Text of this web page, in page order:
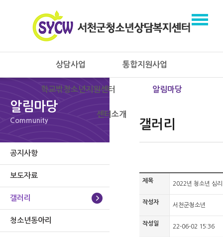
상담사업 통합지원사업
학교밖청소년지원센터 알림마당
센터소개
알림마당
Community
공지사항
보도자료
갤러리
청소년동아리
갤러리
제목 2022년 청소년 심
작성자 서천군청소년
작성일 22-06-02 15:36